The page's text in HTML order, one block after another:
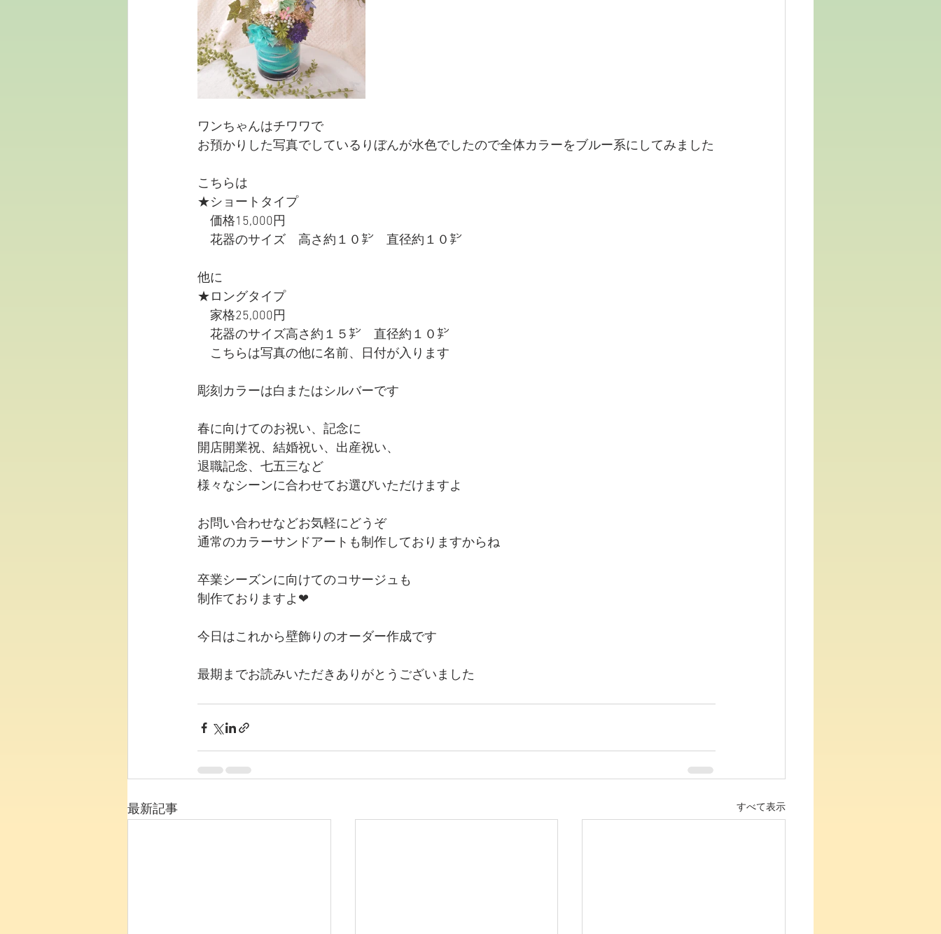
ワンちゃんはチワワで
お預かりした写真でしているりぼんが水色でしたので全体カラーをブルー系にしてみました
こちらは
★ショートタイプ
価格15,000円
花器のサイズ　高さ約１０㌢　直径約１０㌢
他に
★ロングタイプ
家格25,000円
花器のサイズ高さ約１５㌢　直径約１０㌢
こちらは写真の他に名前、日付が入ります
彫刻カラーは白またはシルバーです
春に向けてのお祝い、記念に
開店開業祝、結婚祝い、出産祝い、
退職記念、七五三など
様々なシーンに合わせてお選びいただけますよ
お問い合わせなどお気軽にどうぞ
通常のカラーサンドアートも制作しておりますからね
卒業シーズンに向けてのコサージュも
制作ておりますよ❤
今日はこれから壁飾りのオーダー作成です
最期までお読みいただきありがとうございました
最新記事 すべて表示